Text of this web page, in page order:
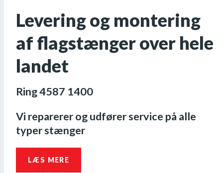
Levering og montering
af flagstænger over hele
landet
Ring 4587 1400
Vi reparerer og udfører service på alle
typer stænger
LÆS MERE